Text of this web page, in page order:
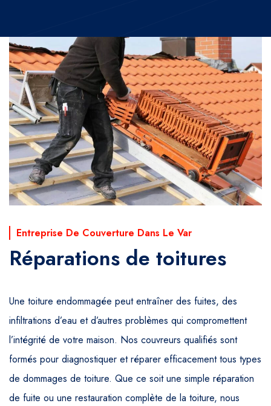
Entreprise De Couverture Dans Le Var
Réparations de toitures
Une toiture endommagée peut entraîner des fuites, des
infiltrations d’eau et d’autres problèmes qui compromettent
l’intégrité de votre maison. Nos couvreurs qualifiés sont
formés pour diagnostiquer et réparer efficacement tous types
de dommages de toiture. Que ce soit une simple réparation
de fuite ou une restauration complète de la toiture, nous